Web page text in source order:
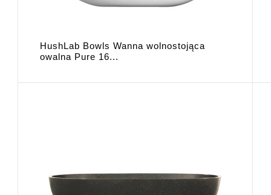
HushLab Bowls Wanna wolnostojąca
owalna Pure 16...